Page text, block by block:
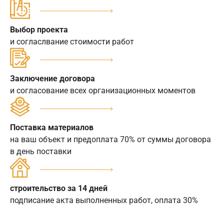
Выбор проекта
и согласлвание стоимости работ
Заключение договора
и согласование всех организационных моментов
Поставка материалов
на ваш объект и предоплата 70% от суммы договора
в день поставки
строительство за 14 дней
подписание акта выполненных работ, оплата 30%